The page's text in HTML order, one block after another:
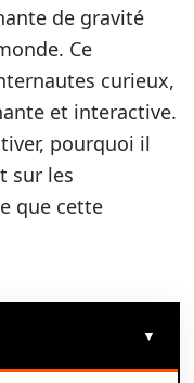
de gravité
Ce
curieux,
et interactive.
pourquoi il
sur les
que cette